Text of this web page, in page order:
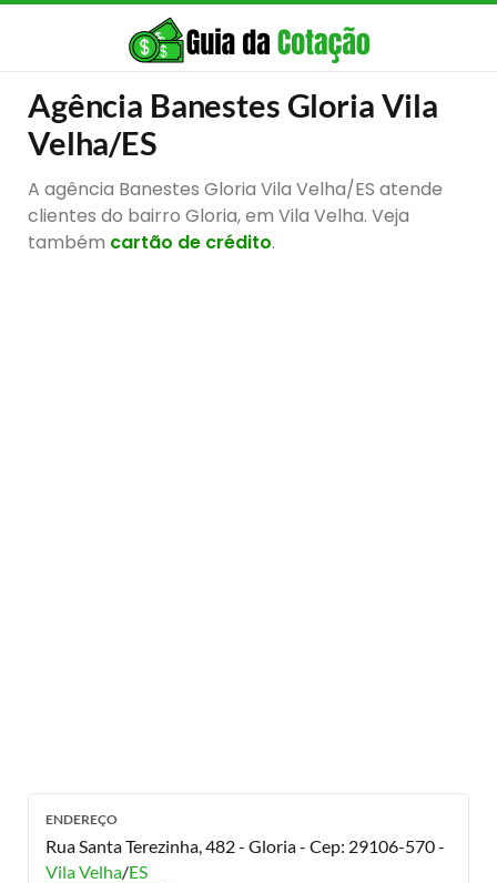
Agência Banestes Gloria Vila
Velha/ES
A agência Banestes Gloria Vila Velha/ES atende
clientes do bairro Gloria, em Vila Velha. Veja
também cartão de crédito.
ENDEREÇO
Rua Santa Terezinha, 482 - Gloria- Cep: 29106-570-
Vila Velha/ES